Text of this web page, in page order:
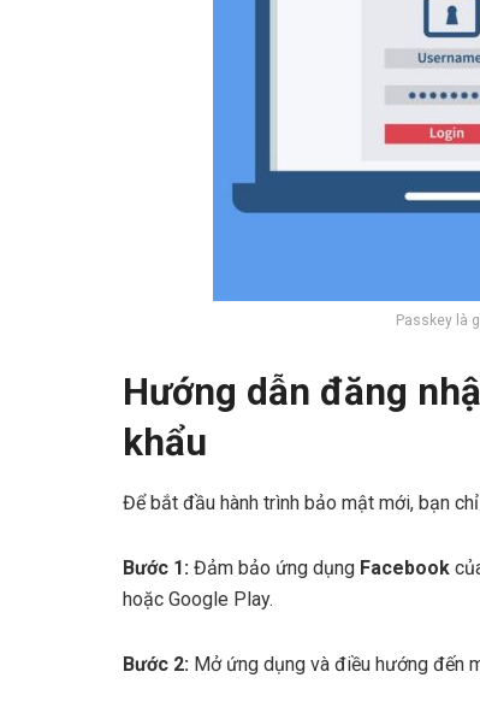
Passkey là
Hướng dẫn đăng
khẩu
Để bắt đầu hành trình bảo mật mới, bạn
Bước 1: Đảm bảo ứng dụng Facebook
hoặc Google Play.
Bước 2: Mở ứng dụng và điều hướng đến